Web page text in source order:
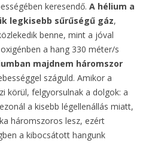
keresendő. A hélium a
legkisebb sűrűségű gáz,
benne, mint a jóval
a hang 330 méter/s
majdnem háromszor
száguld. Amikor a
körül, felgyorsulnak a dolgok: a
a kisebb légellenállás miatt,
háromszoros lesz, ezért
a kibocsátott hangunk